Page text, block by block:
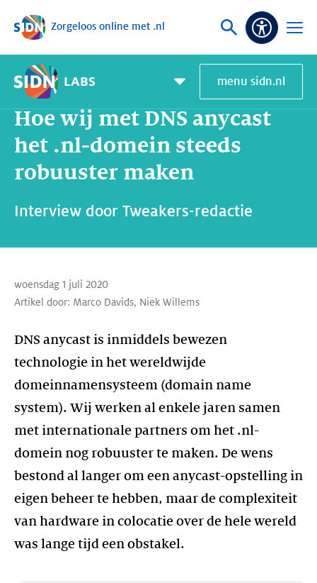
Sla navigatie over
Zorgeloos online met .nl
Vraag
zoek
Open
LABS
Pagemenu
toggle
menu sidn.nl
Home SIDN Labs
Hoe wij met DNS anycast
het .nl-domein steeds
robuuster maken
Interview door Tweakers-redactie
woensdag 1 juli 2020
Artikel door: Marco Davids, Niek Willems
DNS anycast is inmiddels bewezen
technologie in het wereldwijde
domeinnamensysteem (domain name
system). Wij werken al enkele jaren samen
met internationale partners om het .nl-
domein nog robuuster te maken. De wens
bestond al langer om een anycast-opstelling in
eigen beheer te hebben, maar de complexiteit
van hardware in colocatie over de hele wereld